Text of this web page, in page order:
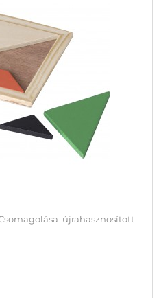
újrahasznosított